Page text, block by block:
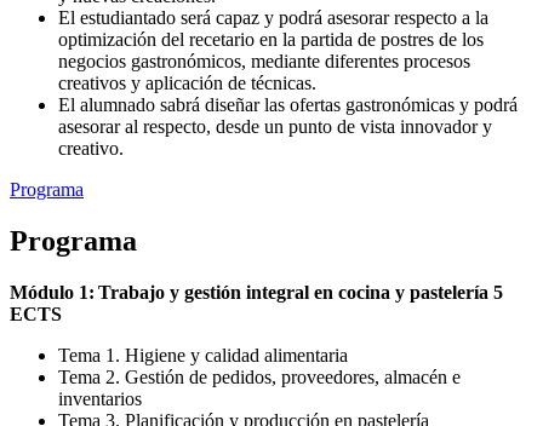
El estudiantado será capaz y podrá asesorar respecto a la
optimización del recetario en la partida de postres de los
negocios gastronómicos, mediante diferentes procesos
creativos y aplicación de técnicas.
El alumnado sabrá diseñar las ofertas gastronómicas y podrá
asesorar al respecto, desde un punto de vista innovador y
creativo.
Programa
Programa
Módulo 1: Trabajo y gestión integral en cocina y pastelería 5
ECTS
Tema 1. Higiene y calidad alimentaria
Tema 2. Gestión de pedidos, proveedores, almacén e
inventarios
Tema 3. Planificación y producción en pastelería